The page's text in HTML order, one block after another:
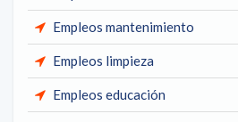
Empleos mantenimiento
Empleos limpieza
Empleos educación